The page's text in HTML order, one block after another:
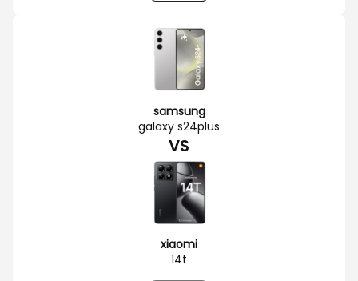
samsung
galaxy s24plus
VS
xiaomi
14t